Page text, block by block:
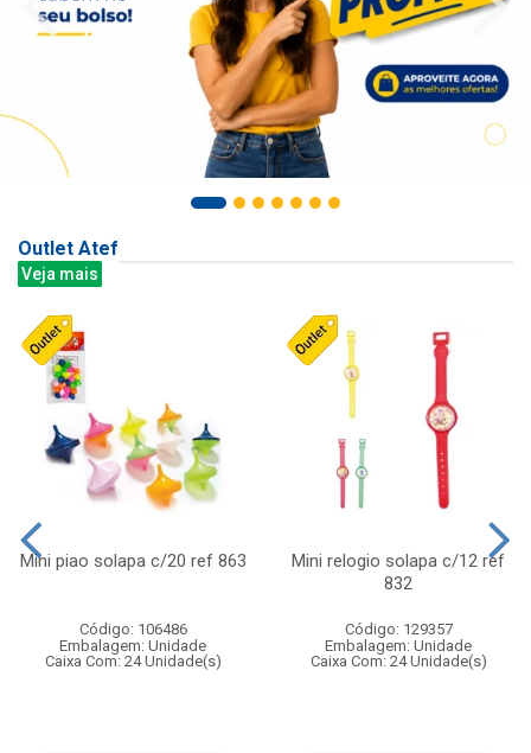
Outlet Atef
Veja mais
Mini piao solapa c/20 ref 863
Código: 106486
Embalagem: Unidade
Caixa Com: 24 Unidade(s)
Mini relogio solapa c/12 ref
832
Código: 129357
Embalagem: Unidade
Caixa Com: 24 Unidade(s)